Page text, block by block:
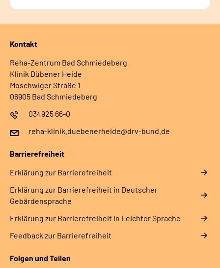
Kontakt
Reha-Zentrum Bad Schmiedeberg
Klinik Dübener Heide
Moschwiger Straße 1
06905 Bad Schmiedeberg
034925 66-0
reha-klinik.duebenerheide@drv-bund.de
Barrierefreiheit
Erklärung zur Barrierefreiheit
Erklärung zur Barrierefreiheit in Deutscher
Gebärdensprache
Erklärung zur Barrierefreiheit in Leichter Sprache
Feedback zur Barrierefreiheit
Folgen und Teilen